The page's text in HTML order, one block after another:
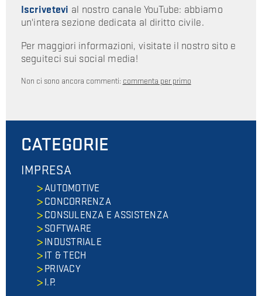
Iscrivetevi al nostro canale YouTube: abbiamo
un'intera sezione dedicata al diritto civile.
Per maggiori informazioni, visitate il nostro sito e
seguiteci sui social media!
Non ci sono ancora commenti: commenta per primo
CATEGORIE
IMPRESA
AUTOMOTIVE
CONCORRENZA
CONSULENZA E ASSISTENZA
SOFTWARE
INDUSTRIALE
IT & TECH
PRIVACY
I.P.